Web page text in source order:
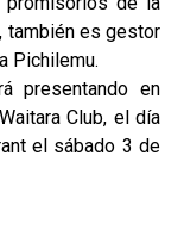
también es gestor
Pichilemu.
presentando en
Club, el día
el sábado 3 de